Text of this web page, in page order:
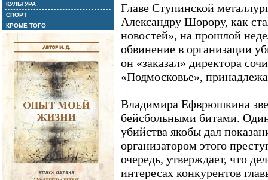
КУЛЬТУРА
СПОРТ
КРОМЕ ТОГО
Главе Ступинской
Александру Шорору, как
новостей», на прошлой
обвинение в организации
он «заказал» директора
«Подмосковье»,
Владимира Ефврюшкина
бейсбольными битами.
убийства якобы дал
организатором этого
очередь, утверждает, что
интересах конкурентов